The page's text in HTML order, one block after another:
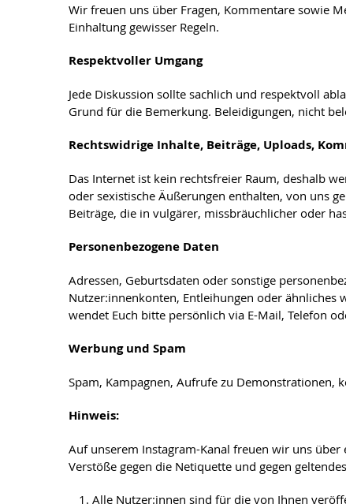
Wir freuen uns über Fragen, Kommentare sowie
Einhaltung gewisser Regeln.
Respektvoller Umgang
Jede Diskussion sollte sachlich und respektvoll
Grund für die Bemerkung. Beleidigungen, nicht
Rechtswidrige Inhalte, Beiträge, Uploads,
Das Internet ist kein rechtsfreier Raum, deshalb
oder sexistische Äußerungen enthalten, von uns
Beiträge, die in vulgärer, missbräuchlicher oder
Personenbezogene Daten
Adressen, Geburtsdaten oder sonstige
Nutzer:innenkonten, Entleihungen oder
wendet Euch bitte persönlich via E-Mail, Telefon
Werbung und Spam
Spam, Kampagnen, Aufrufe zu Demonstrationen,
Hinweis:
Auf unserem Instagram-Kanal freuen wir uns
Verstöße gegen die Netiquette und gegen
Alle Nutzer:innen sind für die von Ihnen